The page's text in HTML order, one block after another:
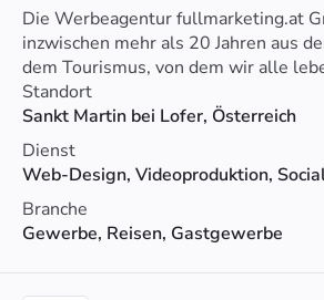
Die Werbeagentur fullmarketing.at
inzwischen mehr als 20 Jahren aus
dem Tourismus, von dem wir alle
aus der Leidenschaft für SEO und
Standort
Sankt Martin bei Lofer, Österreich
Dienst
Branche
Gewerbe, Reisen, Gastgewerbe